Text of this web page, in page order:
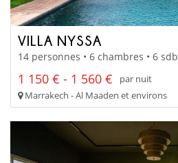
VILLA NYSSA
14 personnes • 6 chambres • 6 sdb
1 150 € - 1 560 €
par nuit
Marrakech - Al Maaden et environs